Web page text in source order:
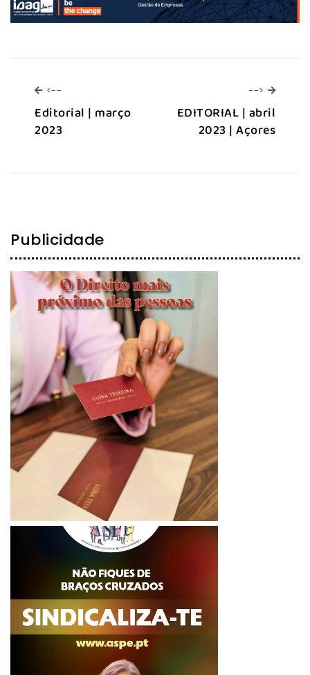
<--
Editorial | março
2023
--> -->
EDITORIAL | abril
2023 | Açores
Publicidade